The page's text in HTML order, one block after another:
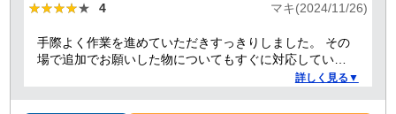
★★★★★
★★★★★ 4 マキ(2024/11/26)
手際よく作業を進めていただきすっきりしました。 その
場で追加でお願いした物についてもすぐに対応していた
だきました。 来てくれた二人のうちの一人が女性だった
詳しく見る▼